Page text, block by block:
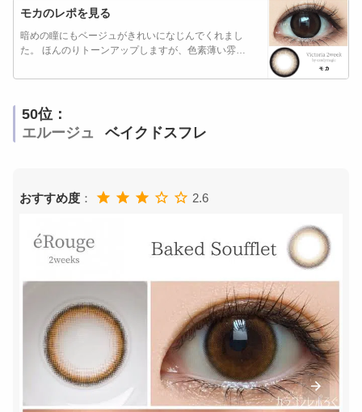
モカのレポを見る
暗めの瞳にもベージュがきれいになじんでくれまし
た。 ほんのりトーンアップしますが、色素薄い雰…
50位：
エルージュ
ベイクドスフレ
おすすめ度 ： 2.6